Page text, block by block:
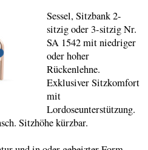
Sessel, Sitzbank 2-
sitzig oder 3-sitzig Nr.
SA 1542 mit niedriger
oder hoher
Rückenlehne.
Exklusiver Sitzkomfort
mit
Lordoseunterstützung.
Sitzhöhe kürzbar.